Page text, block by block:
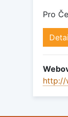
Pro
http://